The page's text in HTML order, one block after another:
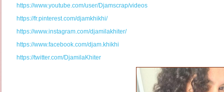
https://www.youtube.com/user/Djamscrap/videos
https://fr.pinterest.com/djamkhikhi/
https://www.instagram.com/djamilakhiter/
https://www.facebook.com/djam.khikhi
https://twitter.com/DjamilaKhiter